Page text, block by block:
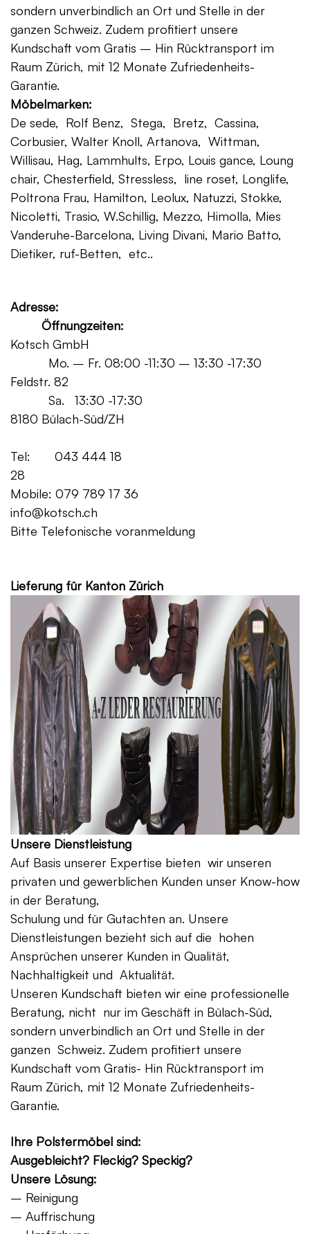
sondern unverbindlich an Ort und Stelle in der
ganzen Schweiz. Zudem profitiert unsere
Kundschaft vom Gratis – Hin Rücktransport im
Raum Zürich, mit 12 Monate Zufriedenheits-
Garantie.
Möbelmarken:
De sede, Rolf Benz, Stega, Bretz, Cassina,
Corbusier, Walter Knoll, Artanova, Wittman,
Willisau, Hag, Lammhults, Erpo, Louis gance, Loung
chair, Chesterfield, Stressless, line roset, Longlife,
Poltrona Frau, Hamilton, Leolux, Natuzzi, Stokke,
Nicoletti, Trasio, W.Schillig, Mezzo, Himolla, Mies
Vanderuhe-Barcelona, Living Divani, Mario Batto,
Dietiker, ruf-Betten, etc..
Adresse:
Öffnungzeiten:
Kotsch GmbH
Mo. – Fr. 08:00 -11:30 – 13:30 -17:30
Feldstr. 82
Sa. 13:30 -17:30
8180 Bülach-Süd/ZH
Tel: 043 444 18
28
Mobile: 079 789 17 36
info@kotsch.ch
Bitte Telefonische voranmeldung
Lieferung für Kanton Zürich
Unsere Dienstleistung
Auf Basis unserer Expertise bieten wir unseren
privaten und gewerblichen Kunden unser Know-how
in der Beratung,
Schulung und für Gutachten an. Unsere
Dienstleistungen bezieht sich auf die hohen
Ansprüchen unserer Kunden in Qualität,
Nachhaltigkeit und Aktualität.
Unseren Kundschaft bieten wir eine professionelle
Beratung, nicht nur im Geschäft in Bülach-Süd,
sondern unverbindlich an Ort und Stelle in der
ganzen Schweiz. Zudem profitiert unsere
Kundschaft vom Gratis- Hin Rücktransport im
Raum Zürich, mit 12 Monate Zufriedenheits-
Garantie.
Ihre Polstermöbel sind:
Ausgebleicht? Fleckig? Speckig?
Unsere Lösung:
– Reinigung
– Auffrischung